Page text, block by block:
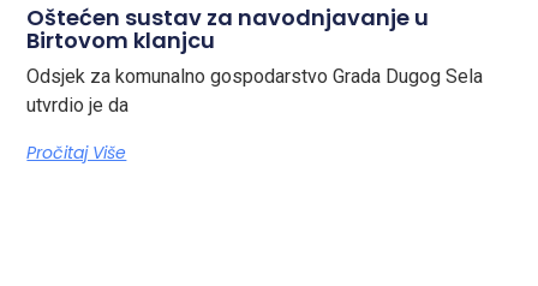
Oštećen sustav za navodnjavanje u
Birtovom klanjcu
Odsjek za komunalno gospodarstvo Grada Dugog Sela
utvrdio je da
Pročitaj Više